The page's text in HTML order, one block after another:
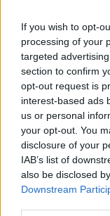
If you wish to opt-
processing of your
targeted
section to confirm
opt-out request is
interest-based ads
us or personal
your opt-out. You
disclosure of your
IAB’s list of
also be disclosed
Downstream
magyar
kapcsolódó
megnézhetitek,
vehettek.